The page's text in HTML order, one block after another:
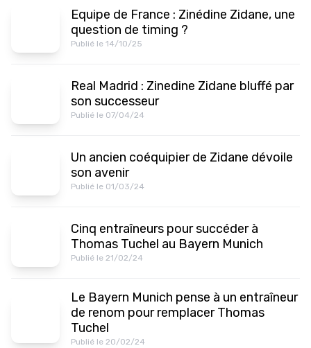
Equipe de France : Zinédine Zidane, une
question de timing ?
Publié le 14/10/25
Real Madrid : Zinedine Zidane bluffé par
son successeur
Publié le 07/04/24
Un ancien coéquipier de Zidane dévoile
son avenir
Publié le 01/03/24
Cinq entraîneurs pour succéder à
Thomas Tuchel au Bayern Munich
Publié le 21/02/24
Le Bayern Munich pense à un entraîneur
de renom pour remplacer Thomas
Tuchel
Publié le 20/02/24